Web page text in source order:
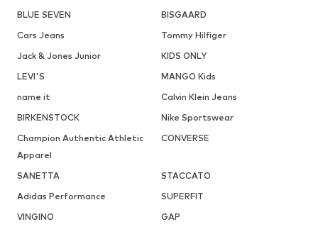
BLUE SEVEN
BISGAARD
Cars Jeans
Tommy Hilfiger
Jack & Jones Junior
KIDS ONLY
LEVI'S
MANGO Kids
name it
Calvin Klein Jeans
BIRKENSTOCK
Nike Sportswear
Champion Authentic Athletic
Apparel
CONVERSE
SANETTA
STACCATO
Adidas Performance
SUPERFIT
VINGINO
GAP